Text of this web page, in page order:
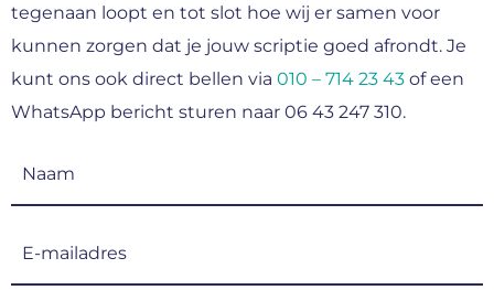
tegenaan loopt en tot slot hoe wij er samen voor
kunnen zorgen dat je jouw scriptie goed afrondt. Je
kunt ons ook direct bellen via 010 – 714 23 43 of een
WhatsApp bericht sturen naar 06 43 247 310.